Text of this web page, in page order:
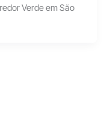
Verde em São